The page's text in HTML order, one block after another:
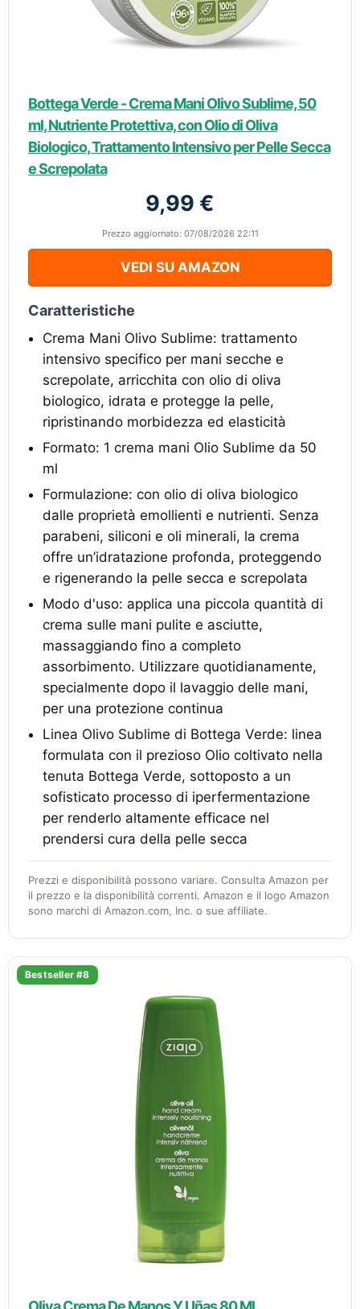
Bottega Verde - Crema Mani Olivo Sublime, 50
ml, Nutriente Protettiva, con Olio di Oliva
Biologico, Trattamento Intensivo per Pelle Secca
e Screpolata
9,99 €
Prezzo aggiornato: 07/08/2026 22:11
VEDI SU AMAZON
Caratteristiche
Crema Mani Olivo Sublime: trattamento
intensivo specifico per mani secche e
screpolate, arricchita con olio di oliva
biologico, idrata e protegge la pelle,
ripristinando morbidezza ed elasticità
Formato: 1 crema mani Olio Sublime da 50
ml
Formulazione: con olio di oliva biologico
dalle proprietà emollienti e nutrienti. Senza
parabeni, siliconi e oli minerali, la crema
offre un’idratazione profonda, proteggendo
e rigenerando la pelle secca e screpolata
Modo d'uso: applica una piccola quantità di
crema sulle mani pulite e asciutte,
massaggiando fino a completo
assorbimento. Utilizzare quotidianamente,
specialmente dopo il lavaggio delle mani,
per una protezione continua
Linea Olivo Sublime di Bottega Verde: linea
formulata con il prezioso Olio coltivato nella
tenuta Bottega Verde, sottoposto a un
sofisticato processo di iperfermentazione
per renderlo altamente efficace nel
prendersi cura della pelle secca
Prezzi e disponibilità possono variare. Consulta Amazon per
il prezzo e la disponibilità correnti. Amazon e il logo Amazon
sono marchi di Amazon.com, Inc. o sue affiliate.
Bestseller #8